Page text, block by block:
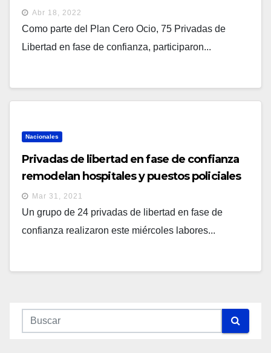
Abr 18, 2022
Como parte del Plan Cero Ocio, 75 Privadas de
Libertad en fase de confianza, participaron...
Nacionales
Privadas de libertad en fase de confianza
remodelan hospitales y puestos policiales
Mar 31, 2021
Un grupo de 24 privadas de libertad en fase de
confianza realizaron este miércoles labores...